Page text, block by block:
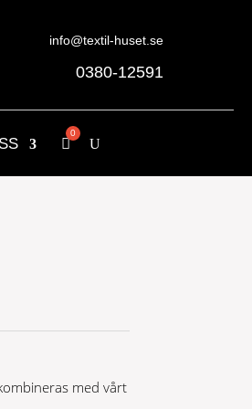
info@textil-huset.se
0380-12591
med vårt